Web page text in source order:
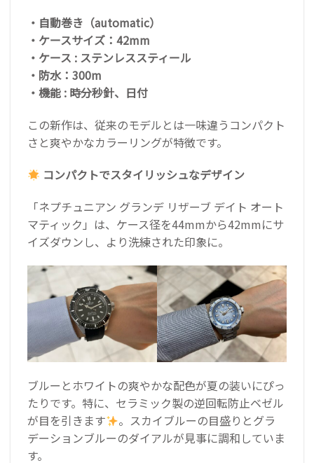
・自動巻き（automatic）
・ケースサイズ：42mm
・ケース : ステンレススティール
・防水：300m
・機能 : 時分秒針、日付
この新作は、従来のモデルとは一味違うコンパクト
さと爽やかなカラーリングが特徴です。
コンパクトでスタイリッシュなデザイン
「ネプチュニアン グランデ リザーブ デイト オート
マティック」は、ケース径を44mmから42mmにサ
イズダウンし、より洗練された印象に。
ブルーとホワイトの爽やかな配色が夏の装いにぴっ
たりです。特に、セラミック製の逆回転防止ベゼル
が目を引きます
。スカイブルーの目盛りとグラ
デーションブルーのダイアルが見事に調和していま
す。